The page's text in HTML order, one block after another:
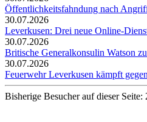
Öffentlichkeitsfahndung nach
30.07.2026
Leverkusen: Drei neue Online-
30.07.2026
Britische Generalkonsulin Watson
30.07.2026
Feuerwehr Leverkusen kämpft
Bisherige Besucher auf dieser Seite: